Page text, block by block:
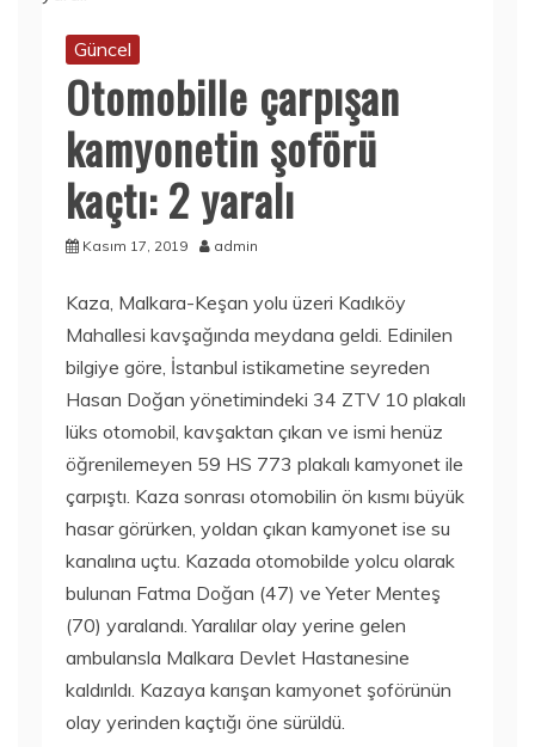
Güncel
Otomobille çarpışan
kamyonetin şoförü
kaçtı: 2 yaralı
Kasım 17, 2019 admin
Kaza, Malkara-Keşan yolu üzeri Kadıköy
Mahallesi kavşağında meydana geldi. Edinilen
bilgiye göre, İstanbul istikametine seyreden
Hasan Doğan yönetimindeki 34 ZTV 10 plakalı
lüks otomobil, kavşaktan çıkan ve ismi henüz
öğrenilemeyen 59 HS 773 plakalı kamyonet ile
çarpıştı. Kaza sonrası otomobilin ön kısmı büyük
hasar görürken, yoldan çıkan kamyonet ise su
kanalına uçtu. Kazada otomobilde yolcu olarak
bulunan Fatma Doğan (47) ve Yeter Menteş
(70) yaralandı. Yaralılar olay yerine gelen
ambulansla Malkara Devlet Hastanesine
kaldırıldı. Kazaya karışan kamyonet şoförünün
olay yerinden kaçtığı öne sürüldü.